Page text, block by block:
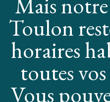
Toulon
horaires
toutes
Vous